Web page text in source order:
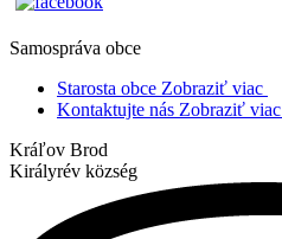
Samospráva obce
Starosta obce Zobraziť viac
Kontaktujte nás Zobraziť viac
Kráľov Brod
Királyrév község